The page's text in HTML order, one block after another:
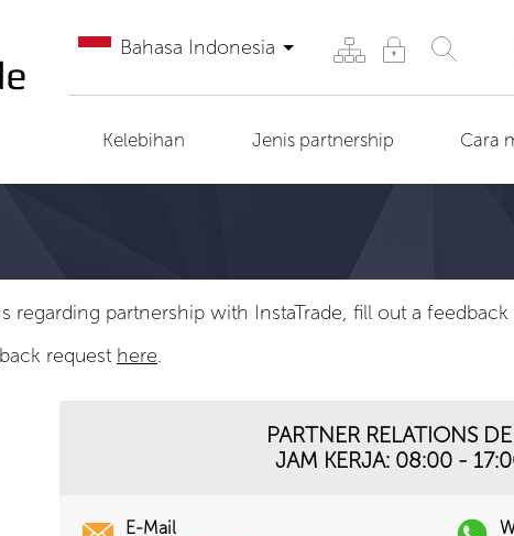
Bahasa Indonesia
Kelebihan Jenis partnership Cara
regarding partnership with InstaTrade, fill out a
request here.
PARTNER RELATIONS
JAM KERJA: 08:00 -
E-Mail